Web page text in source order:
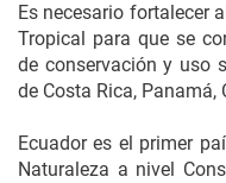
Es necesario fortalecer
Tropical para que se
de conservación y uso
de Costa Rica, Panamá,
Ecuador es el primer
Naturaleza a nivel